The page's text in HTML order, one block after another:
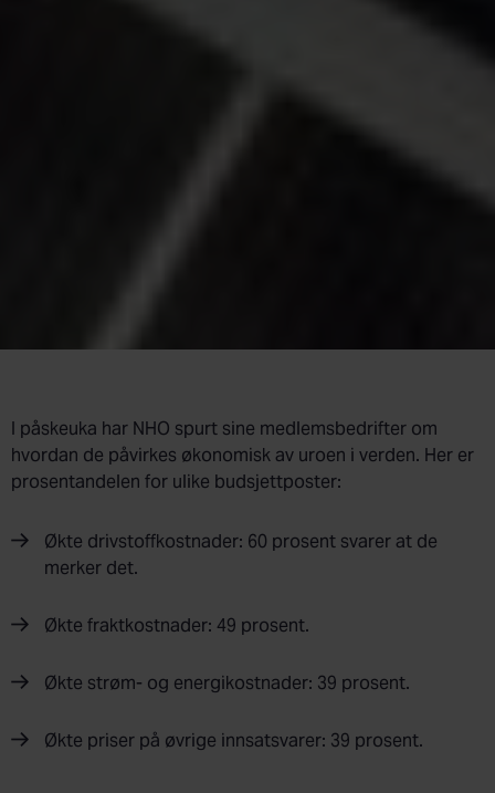
I påskeuka har NHO spurt sine medlemsbedrifter om
hvordan de påvirkes økonomisk av uroen i verden. Her er
prosentandelen for ulike budsjettposter:
Økte drivstoffkostnader: 60 prosent svarer at de
merker det.
Økte fraktkostnader: 49 prosent.
Økte strøm- og energikostnader: 39 prosent.
Økte priser på øvrige innsatsvarer: 39 prosent.